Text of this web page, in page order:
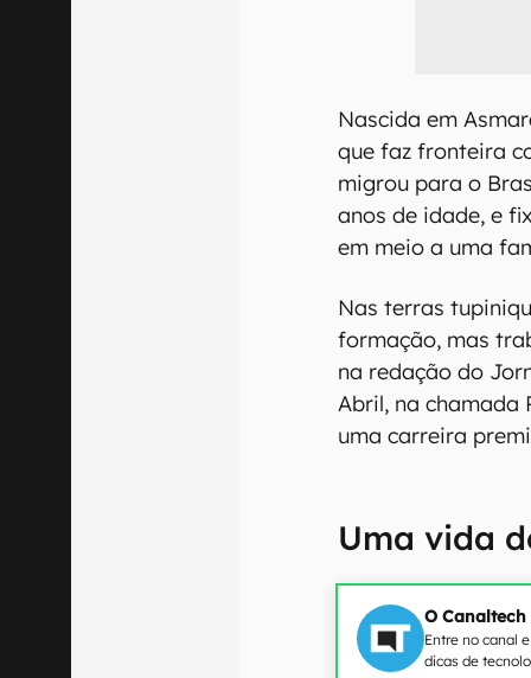
Nascida em
que faz fronteira
migrou para o
anos de idade, e
em meio a uma
Nas terras
formação, mas
na redação do
Abril, na chamada
uma carreira
Uma vida
O
Entre no canal
dicas de